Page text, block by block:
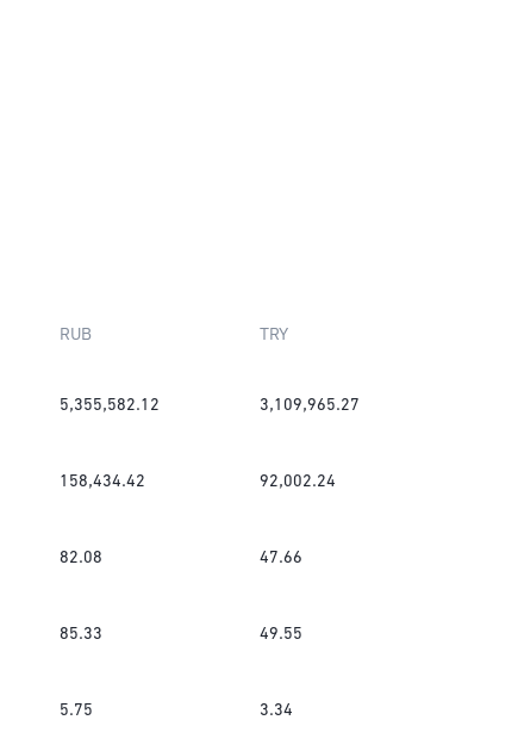
RUB TRY
5,355,582.12 3,109,965.27
158,434.42 92,002.24
82.08 47.66
85.33 49.55
5.75 3.34